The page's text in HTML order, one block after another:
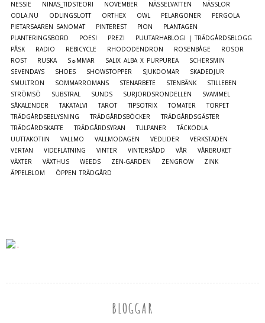
NESSIE
NINAS_TIDSTEORI NOVEMBER NÄSSELVATTEN
NÄSSLOR
ODLA.NU
ODLINGSLOTT ORTHEX OWL PELARGONER
PERGOLA
PIETARSAAREN SANOMAT
PINTEREST PION
PLANTAGEN
PLANTERINGSBORD
POESI PREZI
PUUTARHABLOGI | TRÄDGÅRDSBLOGG
PÅSK
RADIO REBICYCLE RHODODENDRON ROSENBÅGE
ROSOR
ROST
RUSKA S☼MMAR SALIX ALBA X PURPUREA
SCHERSMIN
SEVENDAYS
SHOES SHOWSTOPPER SJUKDOMAR
SKADEDJUR
SMULTRON
SOMMARROMANS STENARBETE STENBÄNK
STILLEBEN
STRÖMSÖ
SUBSTRAL SUNDS SURJORDSRONDELLEN
SVAMMEL
SÅKALENDER
TAKATALVI TAROT TIPSOTRIX TOMATER
TORPET
TRÄDGÅRDSBELYSNING
TRÄDGÅRDSBÖCKER
TRÄDGÅRDSGÄSTER
TRÄDGÅRDSKAFFE
TRÄDGÅRDSYRAN TULPANER
TÄCKODLA
UUTTAKOTIIN
VALLMO VALLMODAGEN VEDLIDER
VERKSTADEN
VERTAN
VIDEFLÄTNING VINTER VINTERSÅDD VÅR
VÅRBRUKET
VÄXTER
VÄXTHUS WEEDS ZEN-GARDEN ZENGROW
ZINK
ÄPPELBLOM
ÖPPEN TRÄDGÅRD
BLOGGAR